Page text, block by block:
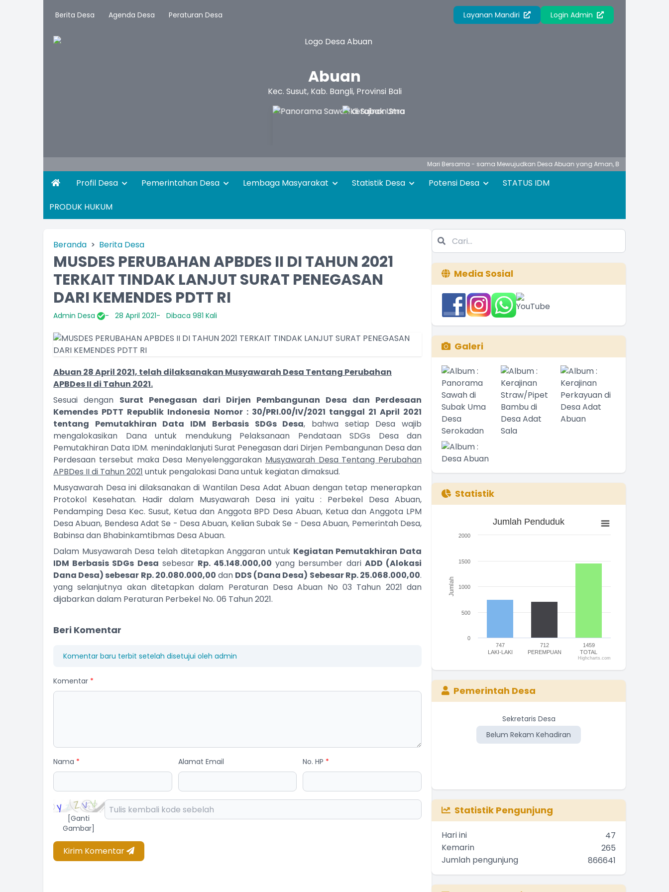
Berita Desa Agenda Desa Peraturan Desa Layanan Mandiri Login Admin
Abuan
Kec. Susut, Kab. Bangli, Provinsi Bali
Mari Bersama - sama Mewujudkan Desa Abuan yang Aman, Berbudaya, Unggul, Asri dan
Profil Desa Pemerintahan Desa Lembaga Masyarakat Statistik Desa Potensi Desa STATUS IDM
PRODUK HUKUM
Beranda Berita Desa
MUSDES PERUBAHAN APBDES II DI TAHUN 2021
TERKAIT TINDAK LANJUT SURAT PENEGASAN
DARI KEMENDES PDTT RI
Admin Desa 28 April 2021 Dibaca 981 Kali
Abuan 28 April 2021, telah dilaksanakan Musyawarah Desa Tentang Perubahan
APBDes II di Tahun 2021.
Sesuai dengan Surat Penegasan dari Dirjen Pembangunan Desa dan Perdesaan
Kemendes PDTT Republik Indonesia Nomor : 30/PRI.00/IV/2021 tanggal 21 April 2021
tentang Pemutakhiran Data IDM Berbasis SDGs Desa, bahwa setiap Desa wajib
mengalokasikan Dana untuk mendukung Pelaksanaan Pendataan SDGs Desa dan
Pemutakhiran Data IDM. menindaklanjuti Surat Penegasan dari Dirjen Pembangunan Desa dan
Perdesaan tersebut maka Desa Menyelenggarakan Musyawarah Desa Tentang Perubahan
APBDes II di Tahun 2021 untuk pengalokasi Dana untuk kegiatan dimaksud.
Musyawarah Desa ini dilaksanakan di Wantilan Desa Adat Abuan dengan tetap menerapkan
Protokol Kesehatan. Hadir dalam Musyawarah Desa ini yaitu : Perbekel Desa Abuan,
Pendamping Desa Kec. Susut, Ketua dan Anggota BPD Desa Abuan, Ketua dan Anggota LPM
Desa Abuan, Bendesa Adat Se - Desa Abuan, Kelian Subak Se - Desa Abuan, Pemerintah Desa,
Babinsa dan Bhabinkamtibmas Desa Abuan.
Dalam Musyawarah Desa telah ditetapkan Anggaran untuk Kegiatan Pemutakhiran Data
IDM Berbasis SDGs Desa sebesar Rp. 45.148.000,00 yang bersumber dari ADD (Alokasi
Dana Desa) sebesar Rp. 20.080.000,00 dan DDS (Dana Desa) Sebesar Rp. 25.068.000,00.
yang selanjutnya akan ditetapkan dalam Peraturan Desa Abuan No 03 Tahun 2021 dan
dijabarkan dalam Peraturan Perbekel No. 06 Tahun 2021.
Beri Komentar
Komentar baru terbit setelah disetujui oleh admin
Komentar *
Nama * Alamat Email No. HP *
[Ganti
Gambar]
Kirim Komentar
Media Sosial
Galeri
Statistik
Jumlah Penduduk
The chart has 1 X axis displaying categories.
Jumlah
Jumlah Penduduk
747
LAKI-LAKI
712
PEREMPUAN
1459
TOTAL
0
500
1000
1500
2000
Highcharts.com
Pemerintah Desa
Sekretaris Desa
Belum Rekam Kehadiran
Statistik Pengunjung
Hari ini
47
Kemarin
265
Jumlah pengunjung
866641